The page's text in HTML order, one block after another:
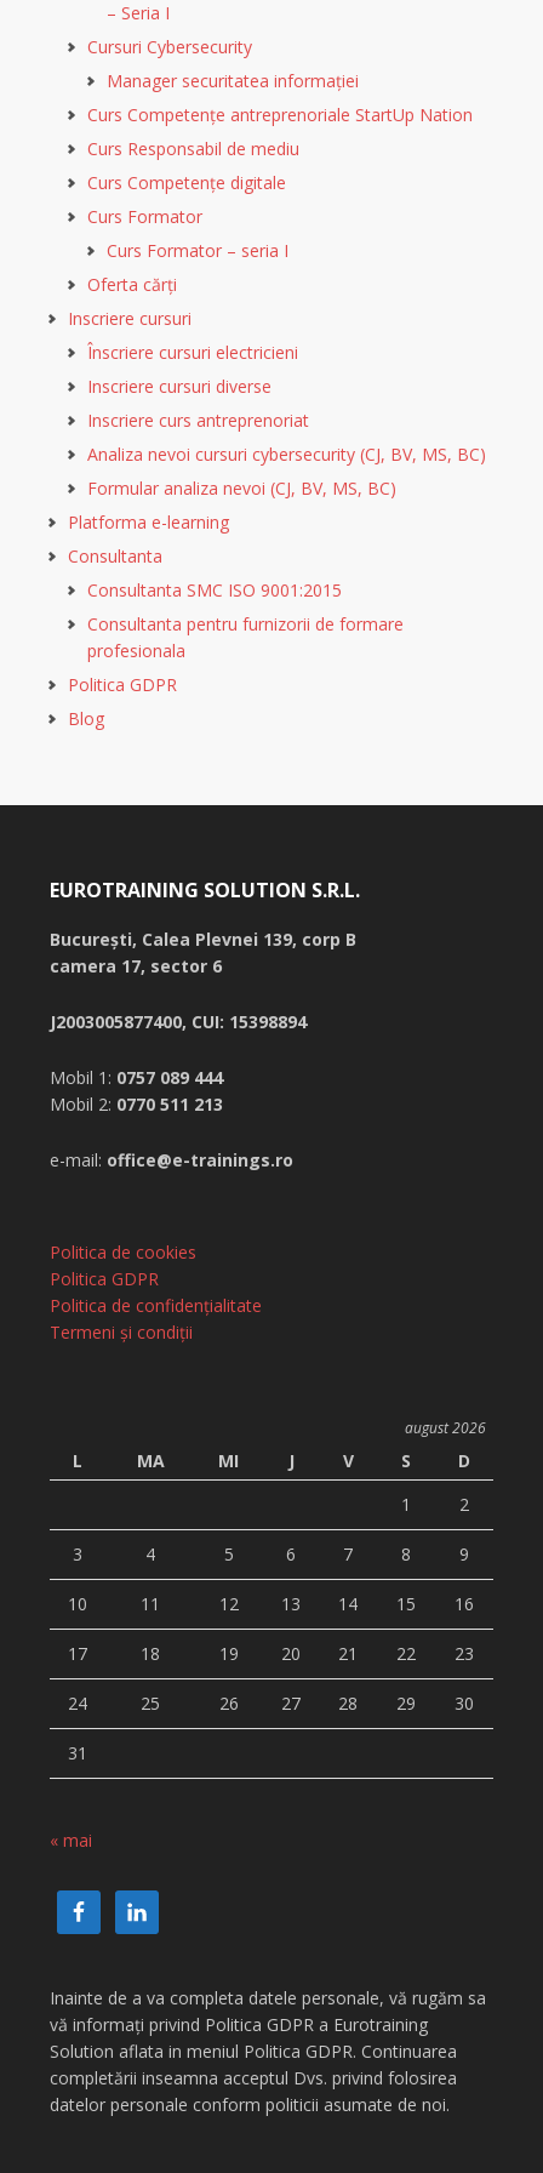
– Seria I
Cursuri Cybersecurity
Manager securitatea informației
Curs Competențe antreprenoriale StartUp Nation
Curs Responsabil de mediu
Curs Competențe digitale
Curs Formator
Curs Formator – seria I
Oferta cărți
Inscriere cursuri
Înscriere cursuri electricieni
Inscriere cursuri diverse
Inscriere curs antreprenoriat
Analiza nevoi cursuri cybersecurity (CJ, BV, MS, BC)
Formular analiza nevoi (CJ, BV, MS, BC)
Platforma e-learning
Consultanta
Consultanta SMC ISO 9001:2015
Consultanta pentru furnizorii de formare
profesionala
Politica GDPR
Blog
EUROTRAINING SOLUTION S.R.L.
București, Calea Plevnei 139, corp B
camera 17, sector 6
J2003005877400, CUI: 15398894
Mobil 1: 0757 089 444
Mobil 2: 0770 511 213
e-mail: office@e-trainings.ro
Politica de cookies
Politica GDPR
Politica de confidențialitate
Termeni și condiții
august 2026
L MA MI J V S
D
1
2
3 4 5 6 7 8 9
10 11 12 13 14 15 16
17 18 19 20 21 22 23
24 25 26 27 28 29 30
31
« mai
Inainte de a va completa datele personale, vă rugăm sa
vă informați privind Politica GDPR a Eurotraining
Solution aflata in meniul Politica GDPR. Continuarea
completării inseamna acceptul Dvs. privind folosirea
datelor personale conform politicii asumate de noi.